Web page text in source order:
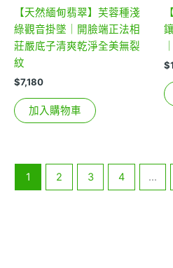
【天然緬甸翡翠】芙蓉種淺
綠觀音掛墜｜開臉端正法相
莊嚴底子清爽乾淨全美無裂
紋
$7,180
加入購物車
$
1 2 3 4 ...